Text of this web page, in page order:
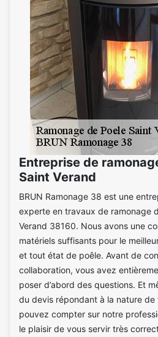
Entreprise de
Saint Verand
BRUN Ramonage 38 est une
experte en travaux de ramonage
Verand 38160. Nous avons une
matériels suffisants pour le
et tout état de poêle. Avant de
collaboration, vous avez
poser d’abord des questions. Et
du devis répondant à la nature
pouvez compter sur notre
le plaisir de vous servir très